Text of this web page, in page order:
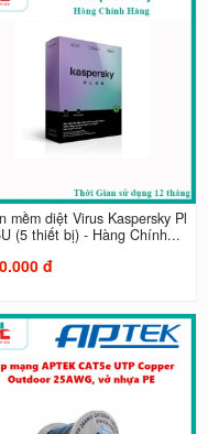
mềm diệt Virus Kaspersky Pl
(5 thiết bị) - Hàng Chính...
đ